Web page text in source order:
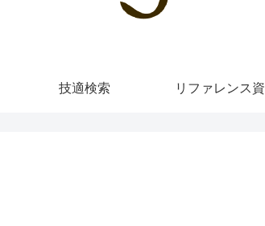
技適検索 リファレンス